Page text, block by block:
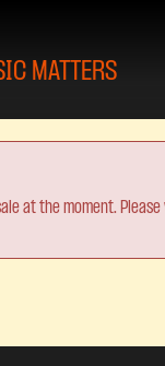
MATTERS
at the moment.